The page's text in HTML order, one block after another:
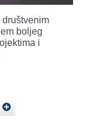
boljeg
i